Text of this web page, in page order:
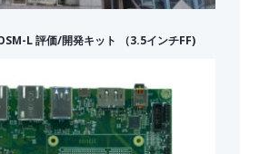
L 評価/開発キット （3.5インチFF)